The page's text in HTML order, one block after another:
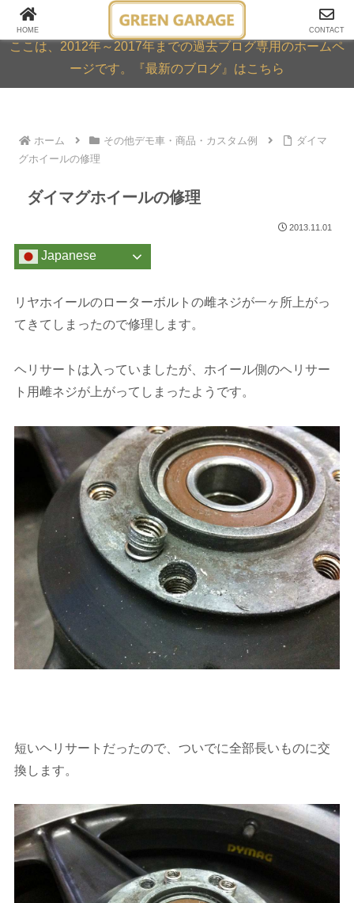
GREEN GARAGE ARCHIVE
ここは、2012年～2017年までの過去ブログ専用のホームペ
ージです。『最新のブログ』はこちら
ホーム その他デモ車・商品・カスタム例
ダイマ
グホイールの修理
ダイマグホイールの修理
2013.11.01
Japanese
リヤホイールのローターボルトの雌ネジが一ヶ所上がっ
てきてしまったので修理します。
ヘリサートは入っていましたが、ホイール側のヘリサー
ト用雌ネジが上がってしまったようです。
短いヘリサートだったので、ついでに全部長いものに交
換します。
HOME CONTACT